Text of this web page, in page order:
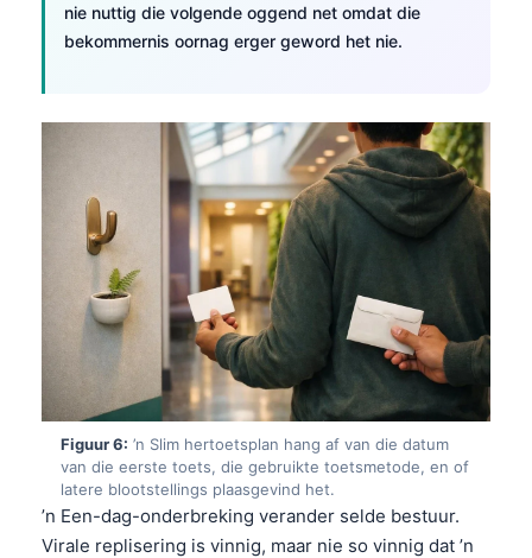
nie nuttig die volgende oggend net omdat die
bekommernis oornag erger geword het nie.
Figuur 6: ’n Slim hertoetsplan hang af van die datum
van die eerste toets, die gebruikte toetsmetode, en of
latere blootstellings plaasgevind het.
’n Een-dag-onderbreking verander selde bestuur.
Virale replisering is vinnig, maar nie so vinnig dat ’n
Shqip
বাংলা
اردو
मराठी
தமிழ்
ગુજરાતી
ಕನ್ನಡ
മലയാളം
Bahasa Melayu
ဗမာစာ